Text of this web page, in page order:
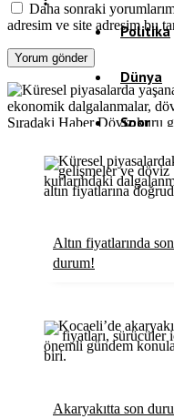
Politika
Dünya
Spor
Köşe
Daha sonraki
adresim ve site adresim bu
Sıradaki Haber Döviz kuru
Altın fiyatlarında son
durum!
Akaryakıtta son